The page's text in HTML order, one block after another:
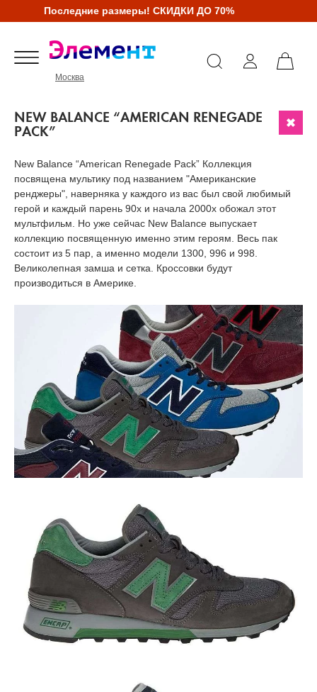
Последние размеры! СКИДКИ ДО 70%
Москва
NEW BALANCE “AMERICAN RENEGADE
PACK”
New Balance “American Renegade Pack” Коллекция
посвящена мультику под названием "Американские
ренджеры", наверняка у каждого из вас был свой любимый
герой и каждый парень 90х и начала 2000х обожал этот
мультфильм. Но уже сейчас New Balance выпускает
коллекцию посвященную именно этим героям. Весь пак
состоит из 5 пар, а именно модели 1300, 996 и 998.
Великолепная замша и сетка. Кроссовки будут
производиться в Америке.